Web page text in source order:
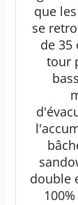
que
se
de 35
tour
double